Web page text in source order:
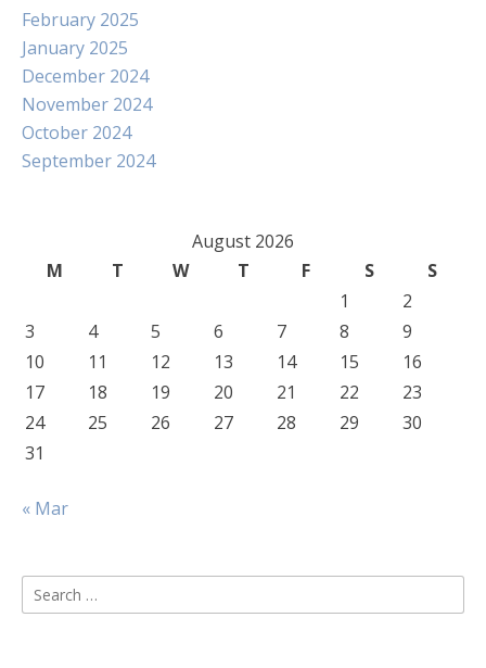
February 2025
January 2025
December 2024
November 2024
October 2024
September 2024
August 2026
M
T W T F S
S
1
2
3
4 5 6 7 8
9
10
11 12 13 14 15
16
17
18 19 20 21 22
23
24
25 26 27 28 29
30
31
« Mar
Search
for: